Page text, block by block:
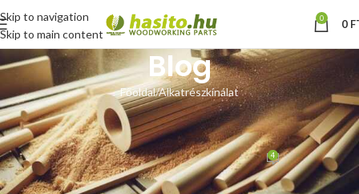
Skip to navigation
Skip to main content
0 0
Blog
Főoldal Alkatrészkínálat
ALKATRÉSZKÍNÁLAT,SZALAGFŰRÉSZ LAP
Akciós alkatrészek
Hoffmann ZsoltBe május 15, 2023 4